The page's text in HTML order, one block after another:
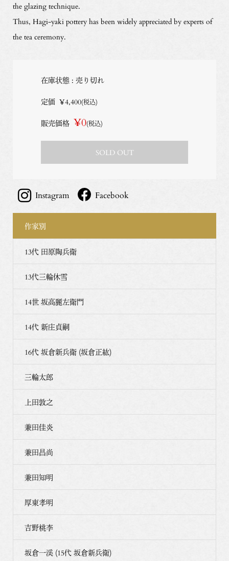
the glazing technique.
Thus, Hagi-yaki pottery has been widely appreciated by experts of
the tea ceremony.
在庫状態 : 売り切れ
定価 ¥4,400(税込)
販売価格 ¥0(税込)
SOLD OUT
Instagram Facebook
作家別
13代 田原陶兵衛
13代三輪休雪
14世 坂高麗左衛門
14代 新庄貞嗣
16代 坂倉新兵衛 (坂倉正紘)
三輪太郎
上田敦之
兼田佳炎
兼田昌尚
兼田知明
厚東孝明
吉野桃李
坂倉一渓 (15代 坂倉新兵衛)